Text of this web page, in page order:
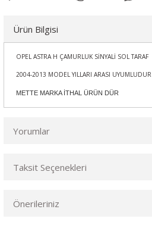
Ürün Bilgisi
OPEL ASTRA H ÇAMURLUK SİNYALİ SOL TARAF
2004-2013 MODEL YILLARI ARASI UYUMLUDUR
METTE MARKA İTHAL ÜRÜN DÜR
Yorumlar
Taksit Seçenekleri
Önerileriniz